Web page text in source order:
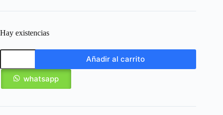
Hay existencias
Añadir al carrito
whatsapp